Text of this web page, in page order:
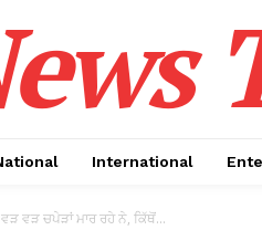
International
ਵੜ ਚਪੇੜਾਂ ਮਾਰ ਰਹੇ ਨੇ, ਕਿੱਥੋਂ...